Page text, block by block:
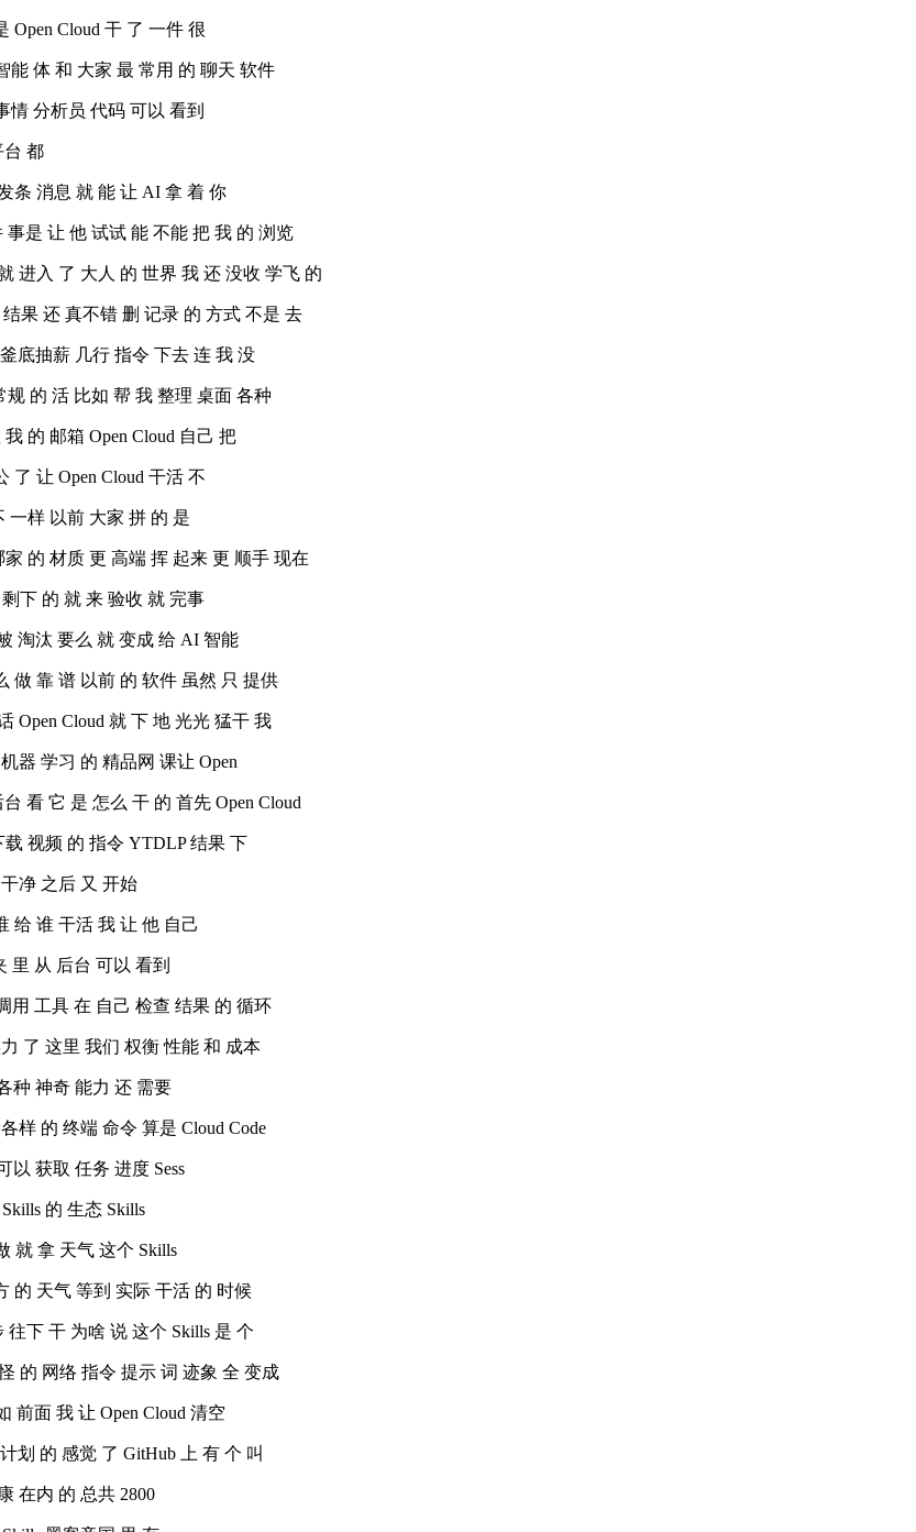
Open Cloud 干 了 一件 很
能 体 和 大家 最 常用 的 聊天 软件
情 分析员 代码 可以 看到
台 都
条 消息 就 能 让 AI 拿 着 你
事是 让 他 试试 能 不能 把 我 的 浏览
进入 了 大人 的 世界 我 还 没收 学飞 的
果 还 真不错 删 记录 的 方式 不是 去
底抽薪 几行 指令 下去 连 我 没
规 的 活 比如 帮 我 整理 桌面 各种
的 邮箱 Open Cloud 自己 把
了 让 Open Cloud 干活 不
一样 以前 大家 拼 的 是
的 材质 更 高端 挥 起来 更 顺手 现在
下 的 就 来 验收 就 完事
淘汰 要么 就 变成 给 AI 智能
做 靠 谱 以前 的 软件 虽然 只 提供
Open Cloud 就 下 地 光光 猛干 我
器 学习 的 精品网 课让 Open
看 它 是 怎么 干 的 首先 Open Cloud
视频 的 指令 YTDLP 结果 下
净 之后 又 开始
给 谁 干活 我 让 他 自己
里 从 后台 可以 看到
用 工具 在 自己 检查 结果 的 循环
了 这里 我们 权衡 性能 和 成本
种 神奇 能力 还 需要
样 的 终端 命令 算是 Cloud Code
以 获取 任务 进度 Sess
的 生态 Skills
就 拿 天气 这个 Skills
的 天气 等到 实际 干活 的 时候
下 干 为啥 说 这个 Skills 是 个
的 网络 指令 提示 词 迹象 全 变成
前面 我 让 Open Cloud 清空
划 的 感觉 了 GitHub 上 有 个 叫
在内 的 总共 2800